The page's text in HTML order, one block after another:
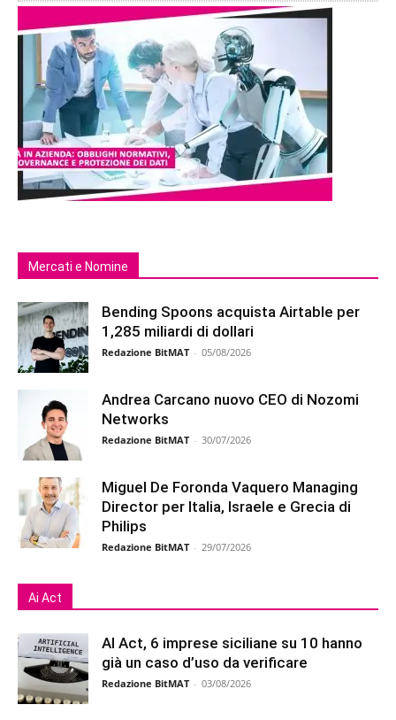
Mercati e Nomine
Bending Spoons acquista Airtable per
1,285 miliardi di dollari
Redazione BitMAT - 05/08/2026
Andrea Carcano nuovo CEO di Nozomi
Networks
Redazione BitMAT - 30/07/2026
Miguel De Foronda Vaquero Managing
Director per Italia, Israele e Grecia di
Philips
Redazione BitMAT - 29/07/2026
Ai Act
AI Act, 6 imprese siciliane su 10 hanno
già un caso d’uso da verificare
Redazione BitMAT - 03/08/2026